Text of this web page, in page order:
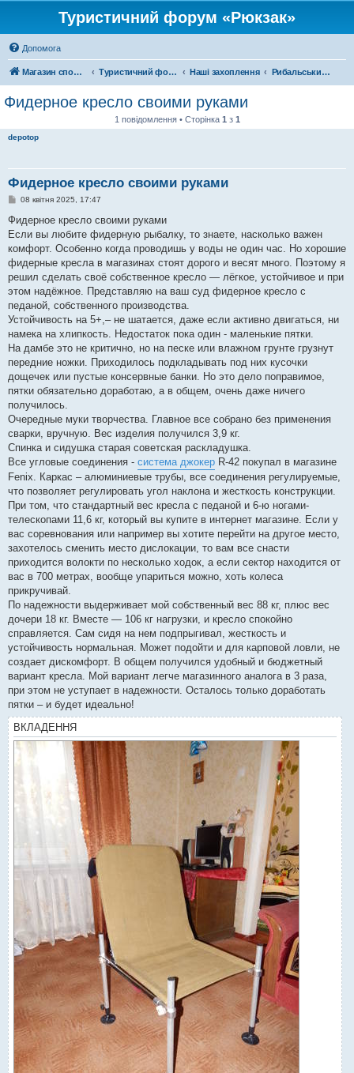
Туристичний форум «Рюкзак»
Допомога
Магазин спорядження Туристичний форум «Рюкзак» Наші захоплення Рибальський форум
Фидерное кресло своими руками
1 повідомлення • Сторінка 1 з 1
depotop
Фидерное кресло своими руками
П
в
д
о
л
е
н
я
08 квітня 2025, 17:47
Фидерное кресло своими руками
Если вы любите фидерную рыбалку, то знаете, насколько важен
комфорт. Особенно когда проводишь у воды не один час. Но хорошие
фидерные кресла в магазинах стоят дорого и весят много. Поэтому я
решил сделать своё собственное кресло — лёгкое, устойчивое и при
этом надёжное. Представляю на ваш суд фидерное кресло с
педаной, собственного производства.
Устойчивость на 5+,– не шатается, даже если активно двигаться, ни
намека на хлипкость. Недостаток пока один - маленькие пятки.
На дамбе это не критично, но на песке или влажном грунте грузнут
передние ножки. Приходилось подкладывать под них кусочки
дощечек или пустые консервные банки. Но это дело поправимое,
пятки обязательно доработаю, а в общем, очень даже ничего
получилось.
Очередные муки творчества. Главное все собрано без применения
сварки, вручную. Вес изделия получился 3,9 кг.
Спинка и сидушка старая советская раскладушка.
Все угловые соединения - система джокер R-42 покупал в магазине
Fenix. Каркас – алюминиевые трубы, все соединения регулируемые,
что позволяет регулировать угол наклона и жесткость конструкции.
При том, что стандартный вес кресла с педаной и 6-ю ногами-
телескопами 11,6 кг, который вы купите в интернет магазине. Если у
вас соревнования или например вы хотите перейти на другое место,
захотелось сменить место дислокации, то вам все снасти
приходится волокти по несколько ходок, а если сектор находится от
вас в 700 метрах, вообще упариться можно, хоть колеса
прикручивай.
По надежности выдерживает мой собственный вес 88 кг, плюс вес
дочери 18 кг. Вместе — 106 кг нагрузки, и кресло спокойно
справляется. Сам сидя на нем подпрыгивал, жесткость и
устойчивость нормальная. Может подойти и для карповой ловли, не
создает дискомфорт. В общем получился удобный и бюджетный
вариант кресла. Мой вариант легче магазинного аналога в 3 раза,
при этом не уступает в надежности. Осталось только доработать
пятки – и будет идеально!
ВКЛАДЕННЯ